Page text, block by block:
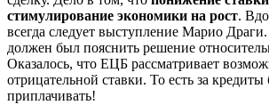
стимулирование экономики на рост.
всегда следует выступление Марио
должен был пояснить решение
Оказалось, что ЕЦБ рассматривает
отрицательной ставки. То есть за кредиты
приплачивать!